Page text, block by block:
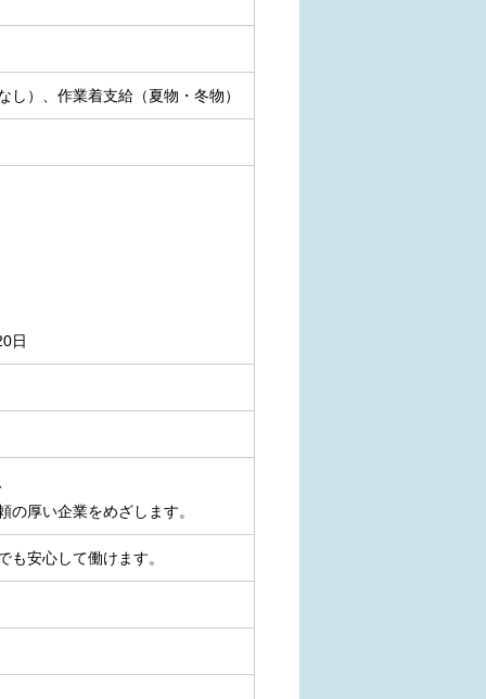
）、作業着支給（夏物・冬物）
日
厚い企業をめざします。
安心して働けます。